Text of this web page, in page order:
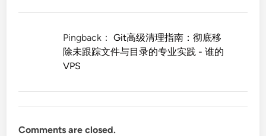
Pingback：Git高级清理指南：彻底移
除未跟踪文件与目录的专业实践 - 谁的
VPS
Comments are closed.